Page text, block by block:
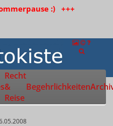
:) +++
Recht
&
Reise
Begehrlichkeiten